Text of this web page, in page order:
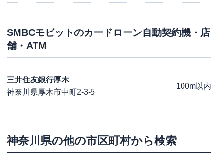
SMBCモビットのカードローン自動契約機・店
舗・ATM
三井住友銀行厚木
神奈川県厚木市中町2-3-5
100m以内
神奈川県の他の市区町村から検索